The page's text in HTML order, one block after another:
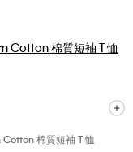
棉質短袖 T 恤